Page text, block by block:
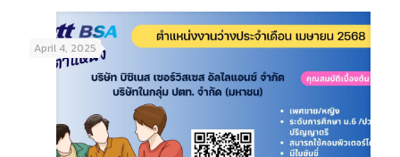
April 4, 2025